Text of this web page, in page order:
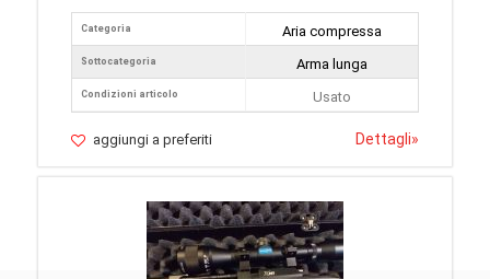
Categoria
Sottocategoria
Condizioni articolo
Aria compressa
Arma lunga
Usato
aggiungi a preferiti Dettagli»